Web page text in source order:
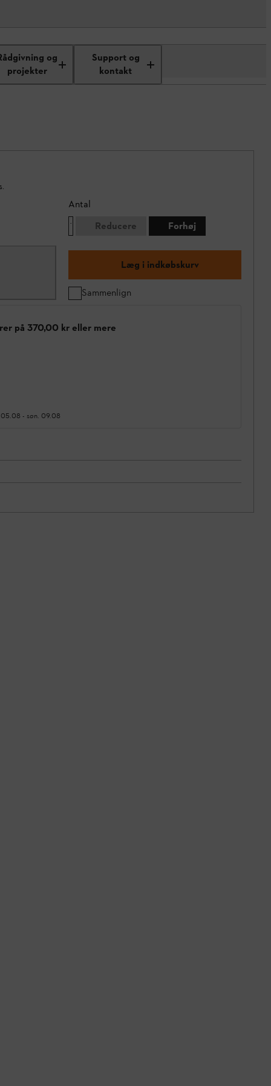
og
projekter
Support og
kontakt
Antal
Reducere
Forhøj
Læg i indkøbskurv
Sammenlign
på 370,00 kr eller mere
05.08 - søn. 09.08